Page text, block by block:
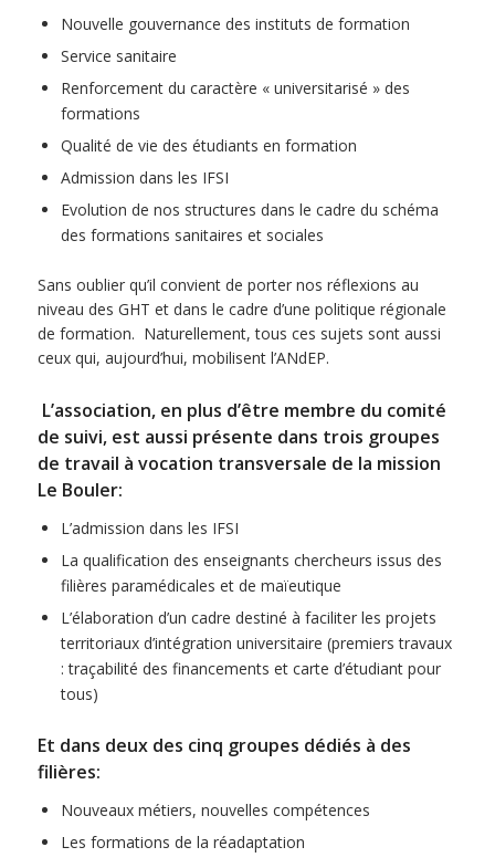
Nouvelle gouvernance des instituts de formation
Service sanitaire
Renforcement du caractère « universitarisé » des
formations
Qualité de vie des étudiants en formation
Admission dans les IFSI
Evolution de nos structures dans le cadre du schéma
des formations sanitaires et sociales
Sans oublier qu’il convient de porter nos réflexions au
niveau des GHT et dans le cadre d’une politique régionale
de formation. Naturellement, tous ces sujets sont aussi
ceux qui, aujourd’hui, mobilisent l’ANdEP.
L’association, en plus d’être membre du comité
de suivi, est aussi présente dans trois groupes
de travail à vocation transversale de la mission
Le Bouler:
L’admission dans les IFSI
La qualification des enseignants chercheurs issus des
filières paramédicales et de maïeutique
L’élaboration d’un cadre destiné à faciliter les projets
territoriaux d’intégration universitaire (premiers travaux
: traçabilité des financements et carte d’étudiant pour
tous)
Et dans deux des cinq groupes dédiés à des
filières:
Nouveaux métiers, nouvelles compétences
Les formations de la réadaptation